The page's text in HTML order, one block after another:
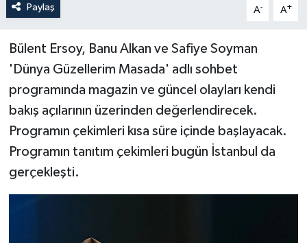
Paylaş A- A+
Bülent Ersoy, Banu Alkan ve Safiye Soyman
'Dünya Güzellerim Masada' adlı sohbet
programında magazin ve güncel olayları kendi
bakış açılarının üzerinden değerlendirecek.
Programın çekimleri kısa süre içinde başlayacak.
Programın tanıtım çekimleri bugün İstanbul da
gerçekleşti.